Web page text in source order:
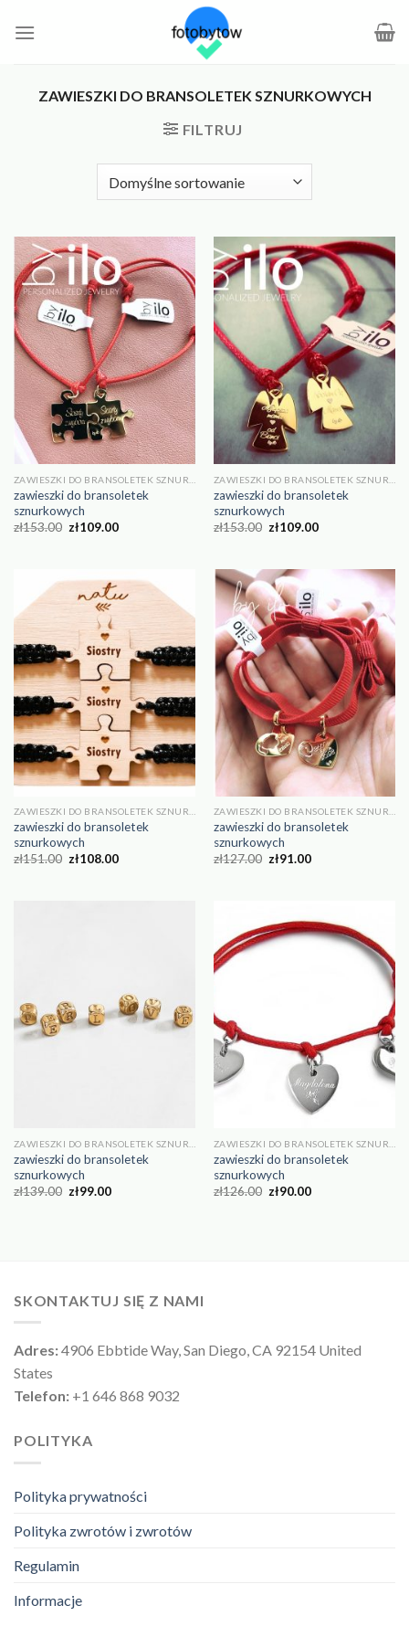
ZAWIESZKI DO BRANSOLETEK SZNURKOWYCH
FILTRUJ
zawieszki do bransoletek
sznurkowych
zł153.00 zł109.00
zawieszki do bransoletek
sznurkowych
zł153.00 zł109.00
zawieszki do bransoletek
sznurkowych
zł151.00 zł108.00
zawieszki do bransoletek
sznurkowych
zł127.00 zł91.00
zawieszki do bransoletek
sznurkowych
zł139.00 zł99.00
zawieszki do bransoletek
sznurkowych
zł126.00 zł90.00
SKONTAKTUJ SIĘ Z NAMI
Adres:4906 Ebbtide Way, San Diego, CA 92154 United
States
Telefon: +1 646 868 9032
POLITYKA
Polityka prywatności
Polityka zwrotów i zwrotów
Regulamin
Informacje